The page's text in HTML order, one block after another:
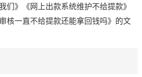
们》《网上出款系统维护不给提款》
核一直不给提款还能拿回钱吗》的文